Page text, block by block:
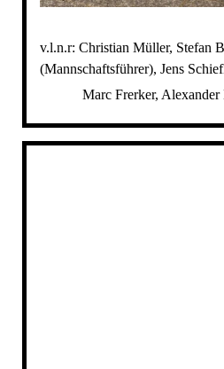
v.l.n.r: Christian Müller, Stefan
(Mannschaftsführer), Jens
Marc Frerker, Alexander